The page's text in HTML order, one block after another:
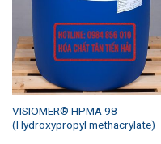
VISIOMER® HPMA 98
(Hydroxypropyl methacrylate)